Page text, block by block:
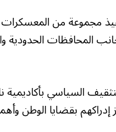
مجموعة من المعسكرات
المحافظات الحدودية
السياسي بأكاديمية
بقضايا الوطن